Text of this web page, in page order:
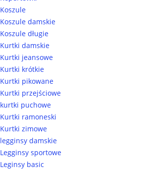
Koszule
Koszule damskie
Koszule długie
Kurtki damskie
Kurtki jeansowe
Kurtki krótkie
Kurtki pikowane
Kurtki przejściowe
kurtki puchowe
Kurtki ramoneski
Kurtki zimowe
legginsy damskie
Legginsy sportowe
Leginsy basic